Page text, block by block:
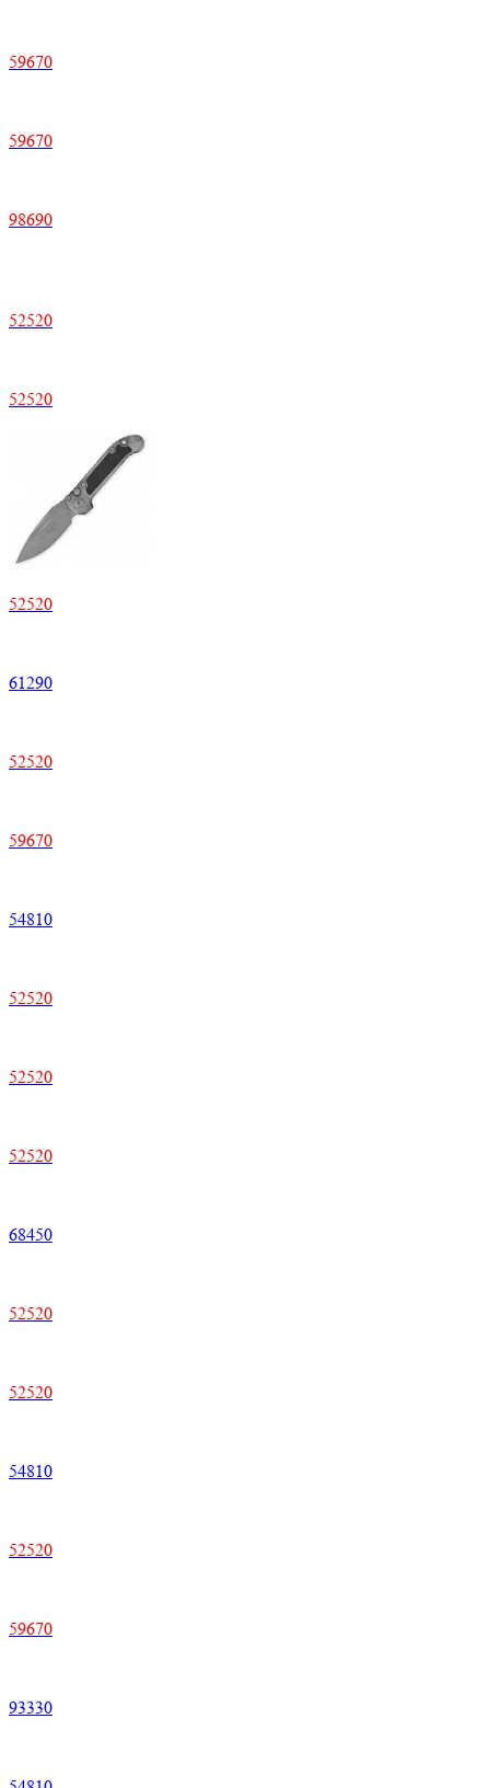
59670
59670
98690
52520
52520
52520
61290
52520
59670
54810
52520
52520
52520
68450
52520
52520
54810
52520
59670
93330